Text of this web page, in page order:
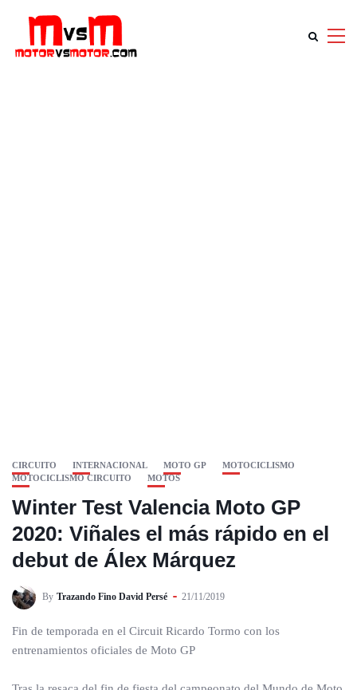
CIRCUITO INTERNACIONAL MOTO GP
MOTOCICLISMO
MOTOCICLISMO CIRCUITO
MOTOS
Winter Test Valencia Moto GP
2020: Viñales el más rápido en el
debut de Álex Márquez
By Trazando Fino David Persé 21/11/2019
Fin de temporada en el Circuit Ricardo Tormo con los
entrenamientos oficiales de Moto GP